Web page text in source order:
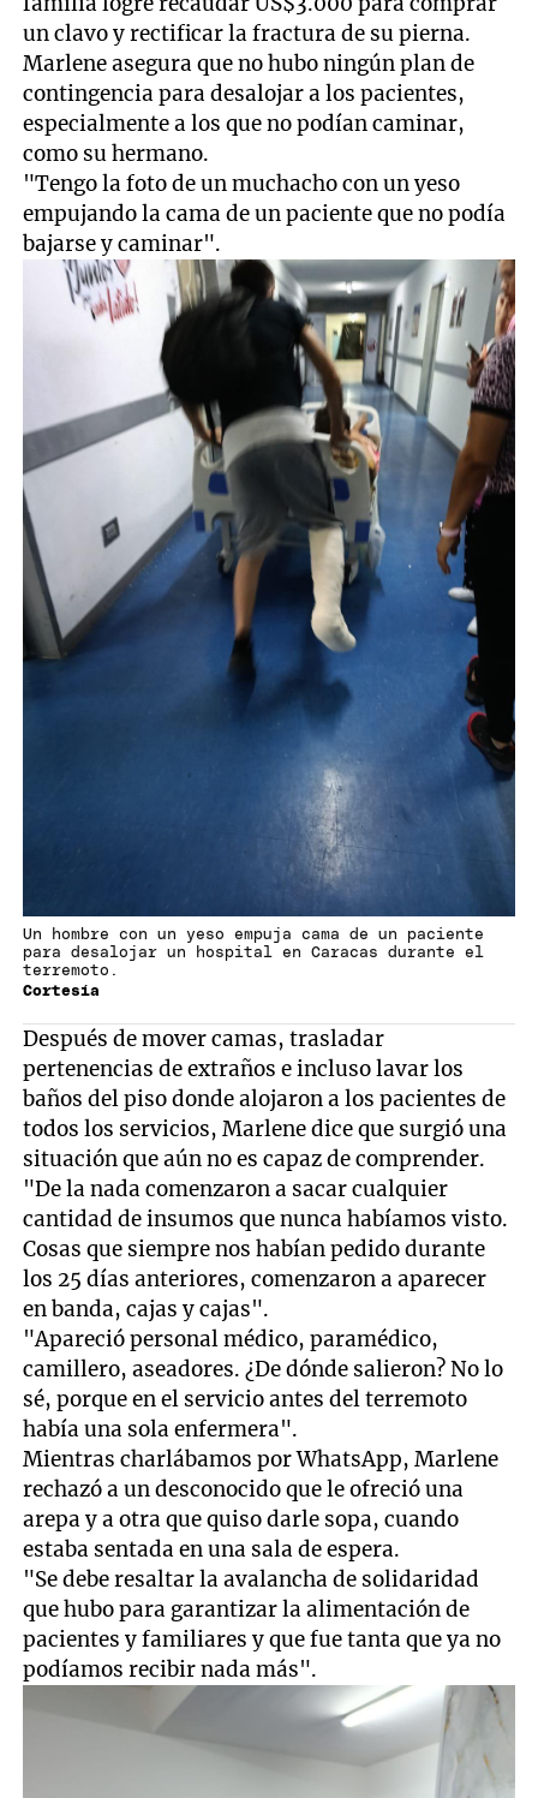
un clavo y rectificar la fractura de su pierna.
Marlene asegura que no hubo ningún plan de
contingencia para desalojar a los pacientes,
especialmente a los que no podían caminar,
como su hermano.
"Tengo la foto de un muchacho con un yeso
empujando la cama de un paciente que no podía
bajarse y caminar".
Cortesía
Un hombre con un yeso empuja cama de un paciente
para desalojar un hospital en Caracas durante el
terremoto.
Después de mover camas, trasladar
pertenencias de extraños e incluso lavar los
baños del piso donde alojaron a los pacientes de
todos los servicios, Marlene dice que surgió una
situación que aún no es capaz de comprender.
"De la nada comenzaron a sacar cualquier
cantidad de insumos que nunca habíamos visto.
Cosas que siempre nos habían pedido durante
los 25 días anteriores, comenzaron a aparecer
en banda, cajas y cajas".
"Apareció personal médico, paramédico,
camillero, aseadores. ¿De dónde salieron? No lo
sé, porque en el servicio antes del terremoto
había una sola enfermera".
Mientras charlábamos por WhatsApp, Marlene
rechazó a un desconocido que le ofreció una
arepa y a otra que quiso darle sopa, cuando
estaba sentada en una sala de espera.
"Se debe resaltar la avalancha de solidaridad
que hubo para garantizar la alimentación de
pacientes y familiares y que fue tanta que ya no
podíamos recibir nada más".